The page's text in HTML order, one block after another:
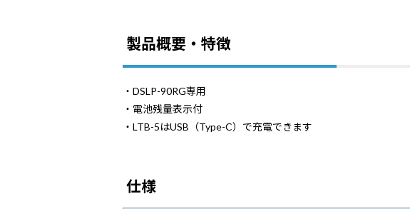
製品概要・特徴
・DSLP-90RG専用
・電池残量表示付
・LTB-5はUSB（Type-C）で充電できます
仕様